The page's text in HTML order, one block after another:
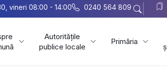
vineri 08:00 - 14:00 0240 564 809
Autoritățile
publice locale
Primăria